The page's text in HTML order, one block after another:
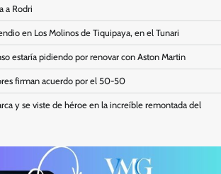
a Rodri
en Los Molinos de Tiquipaya, en el Tunari
estaría pidiendo por renovar con Aston Martin
firman acuerdo por el 50-50
y se viste de héroe en la increíble remontada del